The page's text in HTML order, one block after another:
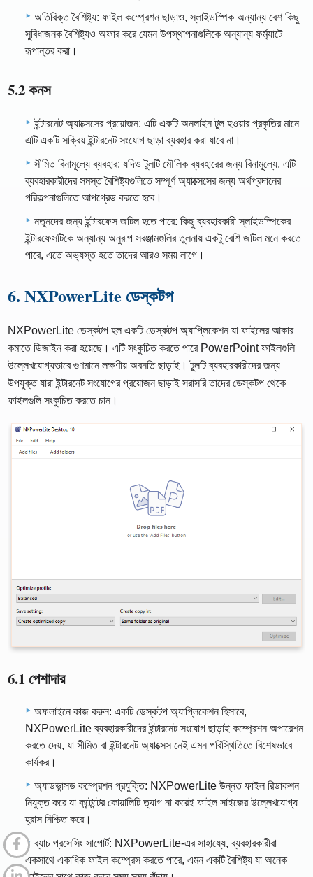
অতিরিক্ত বৈশিষ্ট্য: ফাইল কম্প্রেশন ছাড়াও, স্লাইডস্পিক অন্যান্য বেশ কিছু
সুবিধাজনক বৈশিষ্ট্যও অফার করে যেমন উপস্থাপনাগুলিকে অন্যান্য ফর্ম্যাটে
রূপান্তর করা।
5.2 কনস
ইন্টারনেট অ্যাক্সেসের প্রয়োজন: এটি একটি অনলাইন টুল হওয়ার প্রকৃতির মানে
এটি একটি সক্রিয় ইন্টারনেট সংযোগ ছাড়া ব্যবহার করা যাবে না।
সীমিত বিনামূল্যে ব্যবহার: যদিও টুলটি মৌলিক ব্যবহারের জন্য বিনামূল্যে, এটি
ব্যবহারকারীদের সমস্ত বৈশিষ্ট্যগুলিতে সম্পূর্ণ অ্যাক্সেসের জন্য অর্থপ্রদানের
পরিকল্পনাগুলিতে আপগ্রেড করতে হবে।
নতুনদের জন্য ইন্টারফেস জটিল হতে পারে: কিছু ব্যবহারকারী স্লাইডস্পিকের
ইন্টারফেসটিকে অন্যান্য অনুরূপ সরঞ্জামগুলির তুলনায় একটু বেশি জটিল মনে করতে
পারে, এতে অভ্যস্ত হতে তাদের আরও সময় লাগে।
6. NXPowerLite ডেস্কটপ
NXPowerLite ডেস্কটপ হল একটি ডেস্কটপ অ্যাপ্লিকেশন যা ফাইলের আকার
কমাতে ডিজাইন করা হয়েছে। এটি সংকুচিত করতে পারে PowerPoint ফাইলগুলি
উল্লেখযোগ্যভাবে গুণমানে লক্ষণীয় অবনতি ছাড়াই। টুলটি ব্যবহারকারীদের জন্য
উপযুক্ত যারা ইন্টারনেট সংযোগের প্রয়োজন ছাড়াই সরাসরি তাদের ডেস্কটপ থেকে
ফাইলগুলি সংকুচিত করতে চান।
6.1 পেশাদার
অফলাইনে কাজ করুন: একটি ডেস্কটপ অ্যাপ্লিকেশন হিসাবে,
NXPowerLite ব্যবহারকারীদের ইন্টারনেট সংযোগ ছাড়াই কম্প্রেশন অপারেশন
করতে দেয়, যা সীমিত বা ইন্টারনেট অ্যাক্সেস নেই এমন পরিস্থিতিতে বিশেষভাবে
কার্যকর।
অ্যাডভান্সড কম্প্রেশন প্রযুক্তি: NXPowerLite উন্নত ফাইল রিডাকশন
নিযুক্ত করে যা কন্টেন্টের কোয়ালিটি ত্যাগ না করেই ফাইল সাইজের উল্লেখযোগ্য
হ্রাস নিশ্চিত করে।
ব্যাচ প্রসেসিং সাপোর্ট: NXPowerLite-এর সাহায্যে, ব্যবহারকারীরা
একসাথে একাধিক ফাইল কম্প্রেস করতে পারে, এমন একটি বৈশিষ্ট্য যা অনেক